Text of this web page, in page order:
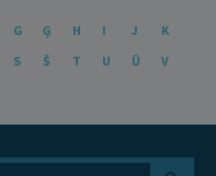
G Ģ H I J
K
S Š T U Ū
V